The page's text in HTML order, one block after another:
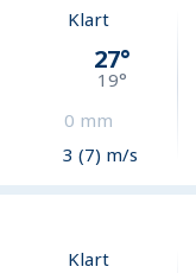
Klart
27°
19°
0 mm
3 (7) m/s
Klart